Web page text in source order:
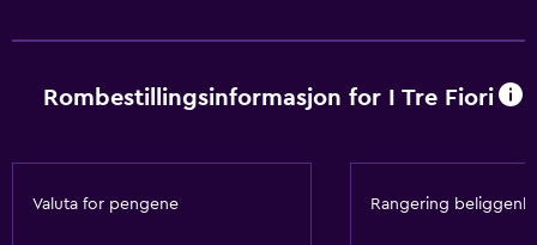
Dusj
Hårføner
Privat bad
Rombestillingsinformasjon for I Tre Fiori
Valuta for pengene Rangering